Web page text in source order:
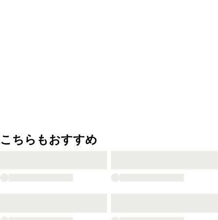
こちらもおすすめ